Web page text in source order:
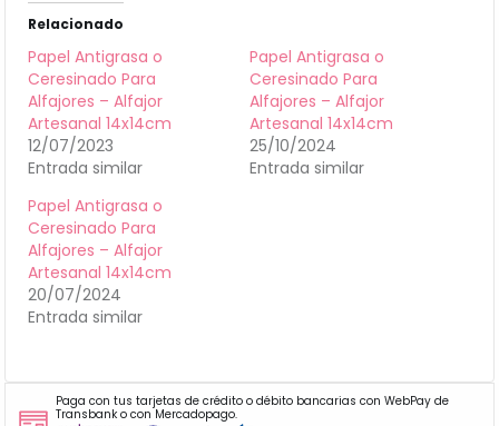
Relacionado
Papel Antigrasa o
Ceresinado Para
Alfajores – Alfajor
Artesanal 14x14cm
12/07/2023
Entrada similar
Papel Antigrasa o
Ceresinado Para
Alfajores – Alfajor
Artesanal 14x14cm
25/10/2024
Entrada similar
Papel Antigrasa o
Ceresinado Para
Alfajores – Alfajor
Artesanal 14x14cm
20/07/2024
Entrada similar
Paga con tus tarjetas de crédito o débito bancarias con WebPay de
Transbank o con Mercadopago.